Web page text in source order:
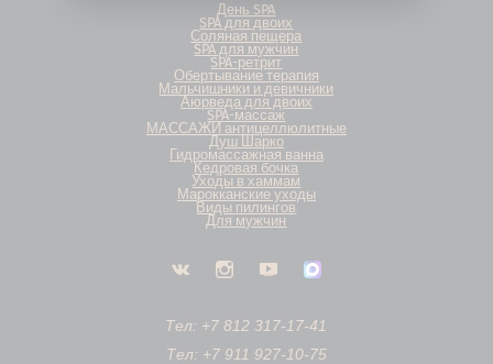
День SPA
SPA для двоих
Соляная пещера
SPA для мужчин
SPA-ретрит
Обертывание терапия
Мальчишники и девичники
Аюрведа для двоих
SPA-массаж
МАССАЖИ антицеллюлитные
Душ Шарко
Гидромассажная ванна
Кедровая бочка
Уходы в хаммам
Марокканские уходы
Виды пилингов
Для мужчин
Тел: +7 812 317-17-41
Тел: +7 911 927-10-75